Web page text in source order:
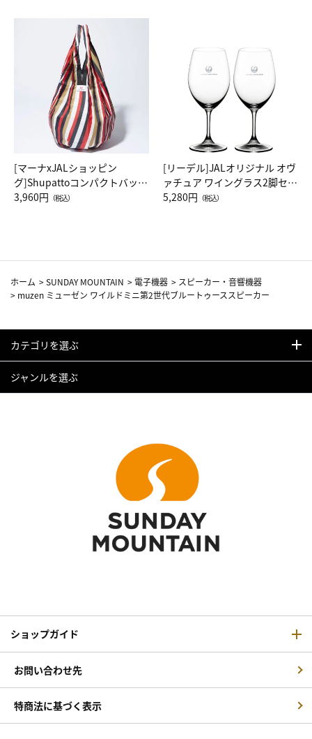
[マーナxJALショッピン
グ]Shupattoコンパクトバッグ
Drop JAL客室乗務員（LC）ス
3,960円 （税込）
[リーデル]JALオリジナル オヴ
ァチュア ワイングラス2脚セッ
ト（レッドワイン）
5,280円 （税込）
ホーム >SUNDAY MOUNTAIN > 電子機器 > スピーカー・音響機器
> muzen ミューゼン ワイルドミニ第2世代ブルートゥーススピーカー
カテゴリを選ぶ
ジャンルを選ぶ
ショップガイド
お問い合わせ先
特商法に基づく表示